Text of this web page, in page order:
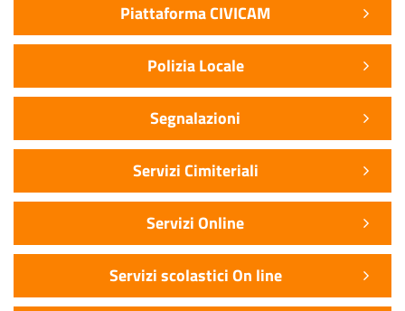
Piattaforma CIVICAM
Polizia Locale
Segnalazioni
Servizi Cimiteriali
Servizi Online
Servizi scolastici On line